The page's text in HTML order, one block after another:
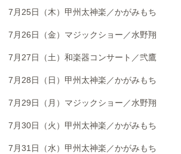
7月25日（木）甲州太神楽／かがみもち
7月26日（金）マジックショー／水野翔
7月27日（土）和楽器コンサート／弐鷹
7月28日（日）甲州太神楽／かがみもち
7月29日（月）マジックショー／水野翔
7月30日（火）甲州太神楽／かがみもち
7月31日（水）甲州太神楽／かがみもち